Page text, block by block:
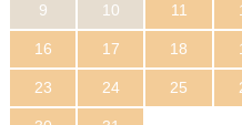
9 10 11
16 17 18
23 24 25